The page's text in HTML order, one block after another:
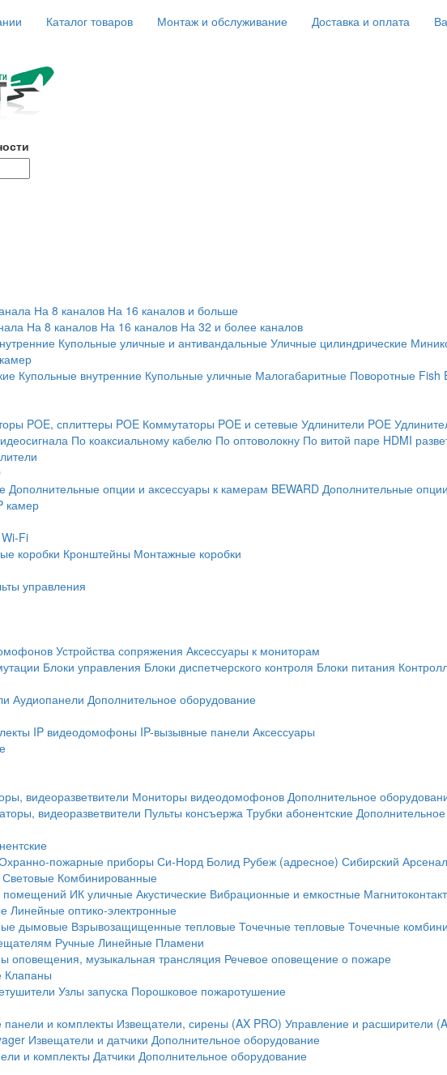
Каталог товаров Монтаж и обслуживание Доставка и оплата
На 8 каналов На 16 каналов и больше
На 8 каналов На 16 каналов На 32 и более каналов
Купольные уличные и антивандальные Уличные цилиндрические
Купольные внутренние Купольные уличные Малогабаритные Поворотные Fish
POE, сплиттеры POE Коммутаторы POE и сетевые Удлинители POE
По коаксиальному кабелю По оптоволокну По витой паре HDMI
Дополнительные опции и аксессуары к камерам BEWARD Дополнительные
камер
Fi
коробки Кронштейны Монтажные коробки
управления
Устройства сопряжения Аксессуары к мониторам
Блоки управления Блоки диспетчерского контроля Блоки питания
Аудиопанели Дополнительное оборудование
IP видеодомофоны IP-вызывные панели Аксессуары
видеоразветвители Мониторы видеодомофонов Дополнительное
видеоразветвители Пульты консъержа Трубки абонентские
пожарные приборы Си-Норд Болид Рубеж (адресное) Сибирский Арсенал
Световые Комбинированные
помещений ИК уличные Акустические Вибрационные и емкостные
Линейные оптико-электронные
дымовые Взрывозащищенные тепловые Точечные тепловые Точечные
Ручные Линейные Пламени
оповещения, музыкальная трансляция Речевое оповещение о пожаре
Клапаны
Узлы запуска Порошковое пожаротушение
панели и комплекты Извещатели, сирены (AX PRO) Управление и расширители
Извещатели и датчики Дополнительное оборудование
и комплекты Датчики Дополнительное оборудование